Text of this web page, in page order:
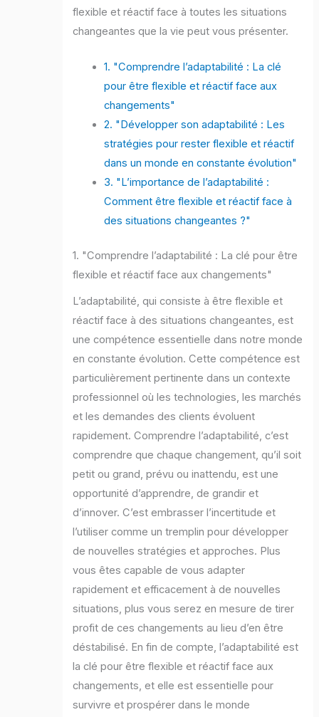
flexible et réactif face à toutes les situations
changeantes que la vie peut vous présenter.
1. "Comprendre l’adaptabilité : La clé
pour être flexible et réactif face aux
changements"
2. "Développer son adaptabilité : Les
stratégies pour rester flexible et réactif
dans un monde en constante évolution"
3. "L’importance de l’adaptabilité :
Comment être flexible et réactif face à
des situations changeantes ?"
1. "Comprendre l’adaptabilité : La clé pour être
flexible et réactif face aux changements"
L’adaptabilité, qui consiste à être flexible et
réactif face à des situations changeantes, est
une compétence essentielle dans notre monde
en constante évolution. Cette compétence est
particulièrement pertinente dans un contexte
professionnel où les technologies, les marchés
et les demandes des clients évoluent
rapidement. Comprendre l’adaptabilité, c’est
comprendre que chaque changement, qu’il soit
petit ou grand, prévu ou inattendu, est une
opportunité d’apprendre, de grandir et
d’innover. C’est embrasser l’incertitude et
l’utiliser comme un tremplin pour développer
de nouvelles stratégies et approches. Plus
vous êtes capable de vous adapter
rapidement et efficacement à de nouvelles
situations, plus vous serez en mesure de tirer
profit de ces changements au lieu d’en être
déstabilisé. En fin de compte, l’adaptabilité est
la clé pour être flexible et réactif face aux
changements, et elle est essentielle pour
survivre et prospérer dans le monde